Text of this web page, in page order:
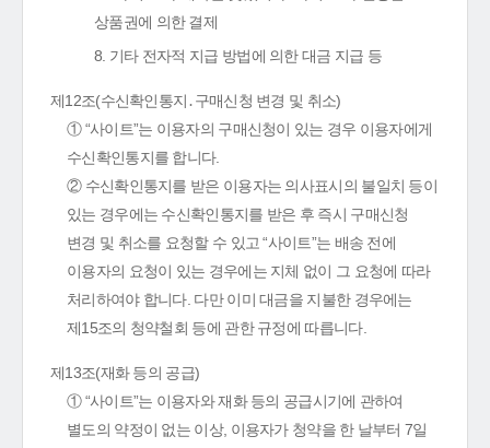
상품권에 의한 결제
8. 기타 전자적 지급 방법에 의한 대금 지급 등
제12조(수신확인통지․구매신청 변경 및 취소)
① “사이트”는 이용자의 구매신청이 있는 경우 이용자에게
수신확인통지를 합니다.
② 수신확인통지를 받은 이용자는 의사표시의 불일치 등이
있는 경우에는 수신확인통지를 받은 후 즉시 구매신청
변경 및 취소를 요청할 수 있고 “사이트”는 배송 전에
이용자의 요청이 있는 경우에는 지체 없이 그 요청에 따라
처리하여야 합니다. 다만 이미 대금을 지불한 경우에는
제15조의 청약철회 등에 관한 규정에 따릅니다.
제13조(재화 등의 공급)
① “사이트”는 이용자와 재화 등의 공급시기에 관하여
별도의 약정이 없는 이상, 이용자가 청약을 한 날부터 7일